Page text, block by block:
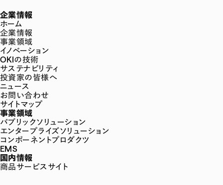
企業情報
ホーム
企業情報
事業領域
イノベーション
OKIの技術
サステナビリティ
投資家の皆様へ
ニュース
お問い合わせ
サイトマップ
事業領域
パブリックソリューション
エンタープライズソリューション
コンポーネントプロダクツ
EMS
国内情報
商品サービスサイト